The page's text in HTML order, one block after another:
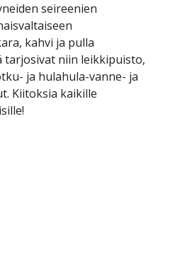
seireenien
kahvi ja pulla
tarjosivat niin leikkipuisto,
ja hulahula-vanne- ja
Kiitoksia kaikille